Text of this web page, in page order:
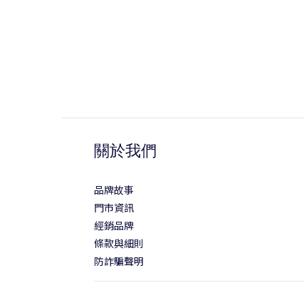
關於我們
品牌故事
門市資訊
經銷品牌
條款與細則
防詐騙聲明